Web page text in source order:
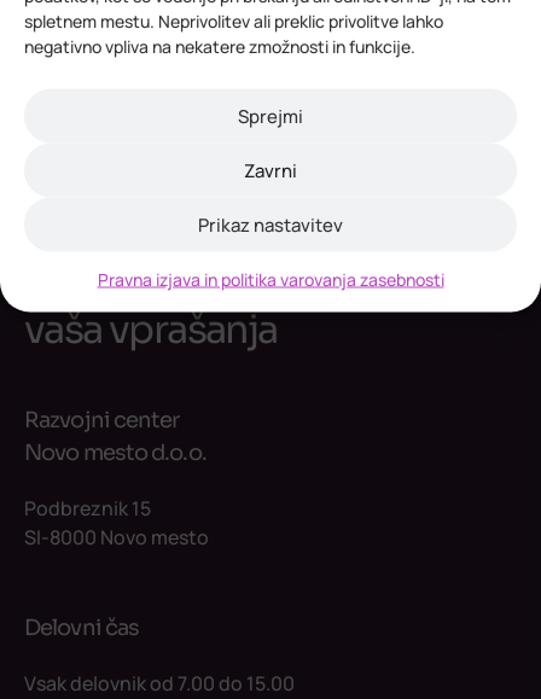
spletnem mestu. Neprivolitev ali preklic privolitve lahko
negativno vpliva na nekatere zmožnosti in funkcije.
Sprejmi
Zavrni
Prikaz nastavitev
Pravna izjava in politika varovanja zasebnosti
Vedno smo vam pripravljeni
pomagati in odgovoriti na
vaša vprašanja
Razvojni center
Novo mesto d.o.o.
Podbreznik 15
SI-8000 Novo mesto
Delovni čas
Vsak delovnik od 7.00 do 15.00